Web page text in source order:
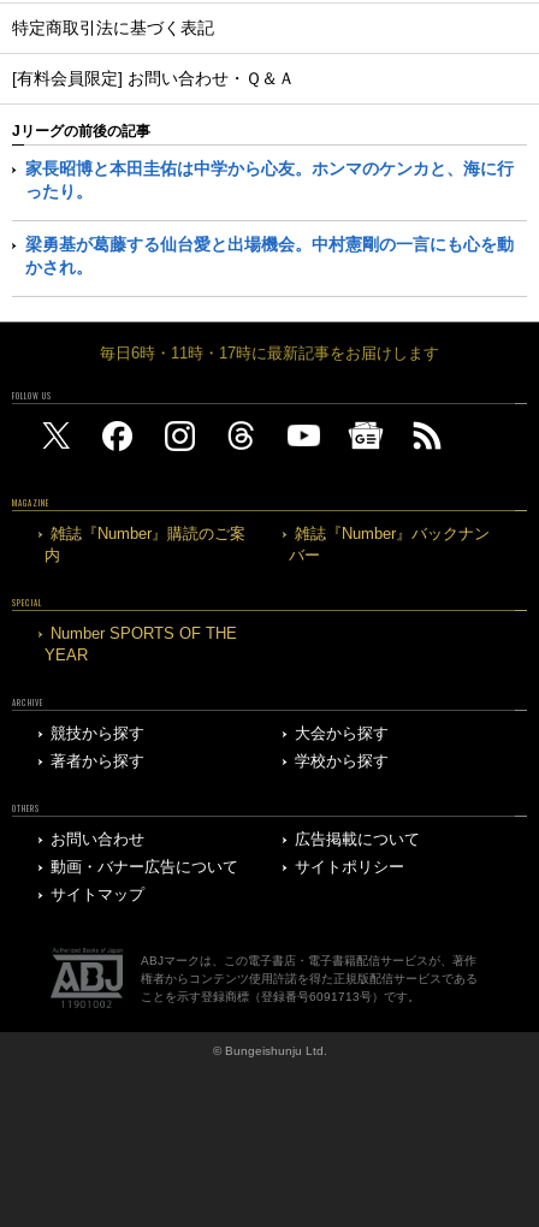
特定商取引法に基づく表記
[有料会員限定] お問い合わせ・Ｑ＆Ａ
Jリーグの前後の記事
家長昭博と本田圭佑は中学から心友。ホンマのケンカと、海に行
ったり。
梁勇基が葛藤する仙台愛と出場機会。中村憲剛の一言にも心を動
かされ。
毎日6時・11時・17時に最新記事をお届けします
FOLLOW US
MAGAZINE
雑誌『Number』購読のご案
内
雑誌『Number』バックナン
バー
SPECIAL
Number SPORTS OF THE
YEAR
ARCHIVE
競技から探す
大会から探す
著者から探す
学校から探す
OTHERS
お問い合わせ
広告掲載について
動画・バナー広告について
サイトポリシー
サイトマップ
ABJマークは、この電子書店・電子書籍配信サービスが、著作
権者からコンテンツ使用許諾を得た正規版配信サービスである
ことを示す登録商標（登録番号6091713号）です。
© Bungeishunju Ltd.